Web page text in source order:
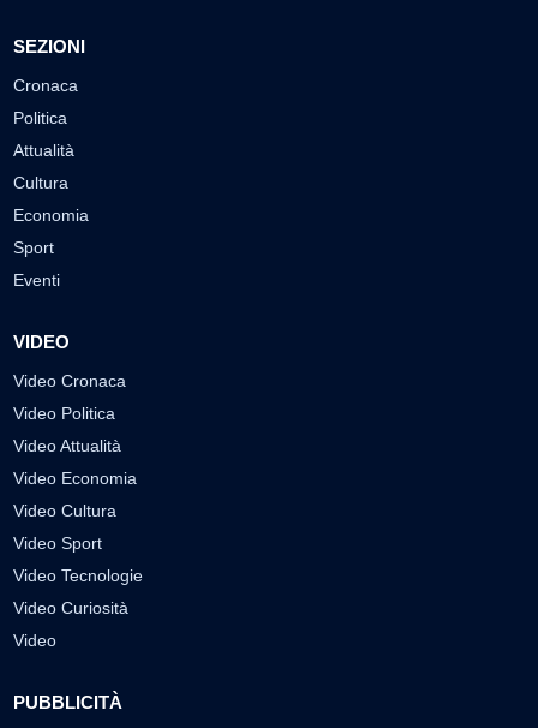
SEZIONI
Cronaca
Politica
Attualità
Cultura
Economia
Sport
Eventi
VIDEO
Video Cronaca
Video Politica
Video Attualità
Video Economia
Video Cultura
Video Sport
Video Tecnologie
Video Curiosità
Video
PUBBLICITÀ